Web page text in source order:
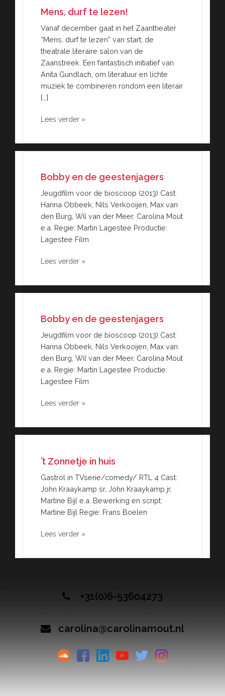
Mens, durf te lezen!
Vanaf december gaat in het Zaantheater
“Mens, durf te lezen” van start, de
theatrale literaire salon van de
Zaanstreek. Een fantastisch initiatief van
Anita Gundlach, om literatuur en lichte
muziek te combineren rondom een literair
[…]
Lees verder »
Bobby en de geestenjagers
Jeugdfilm voor de bioscoop (2013) Cast:
Hanna Obbeek, Nils Verkooijen, Max van
den Burg, Wil van der Meer, Carolina Mout
e.a. Regie: Martin Lagestee Productie:
Lagestee Film
Lees verder »
Bobby en de geestenjagers
Jeugdfilm voor de bioscoop (2013) Cast:
Hanna Obbeek, Nils Verkooijen, Max van
den Burg, Wil van der Meer, Carolina Mout
e.a. Regie: Martin Lagestee Productie:
Lagestee Film
Lees verder »
’t Zonnetje in huis
Gastrol in TVserie/comedy/ RTL 4 Cast:
John Kraaykamp sr, John Kraaykamp jr,
Martine Bijl e.a. Bewerking en script:
Martine Bijl Regie: Frans Boelen
Lees verder »
+31(0)6-53604273
carolina@carolinamout.nl